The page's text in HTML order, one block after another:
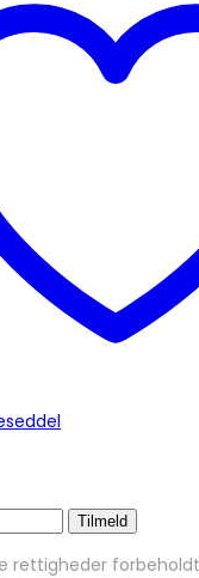
flere
varianter.
Mulighederne
rettigheder forbeholdt